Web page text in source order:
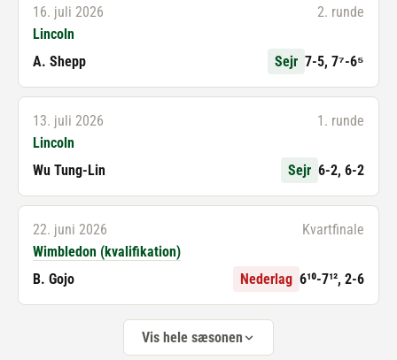
16. juli 2026
2. runde
Lincoln
A. Shepp
Sejr 7-5, 7⁷-6⁵
13. juli 2026
1. runde
Lincoln
Wu Tung-Lin
Sejr 6-2, 6-2
22. juni 2026
Kvartfinale
Wimbledon (kvalifikation)
B. Gojo
Nederlag 6¹⁰-7¹², 2-6
Vis hele sæsonen